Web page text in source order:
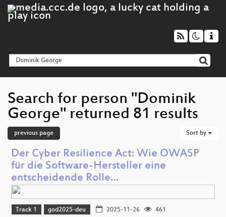
Search for person "Dominik
George" returned 81 results
previous page Sort by
Der Cyber Resilience Act: Wie OWASP
für die Software-Hersteller eine
entscheidende Rolle…
Track 1 god2025-deu 2025-11-26
461